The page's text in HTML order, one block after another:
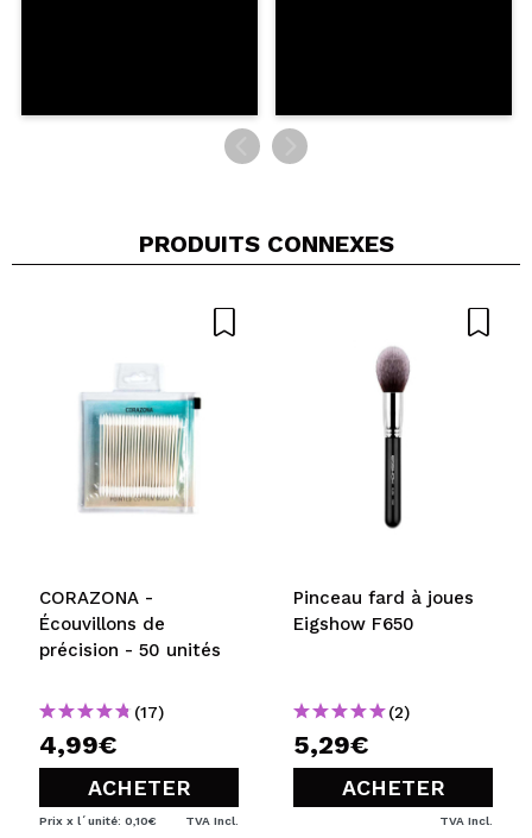
PRODUITS CONNEXES
CORAZONA -
Écouvillons de
précision - 50 unités
(17)
4,99€
ACHETER
Prix x l´unité: 0,10€ TVA Incl.
Pinceau fard à joues
Eigshow F650
(2)
5,29€
ACHETER
TVA Incl.